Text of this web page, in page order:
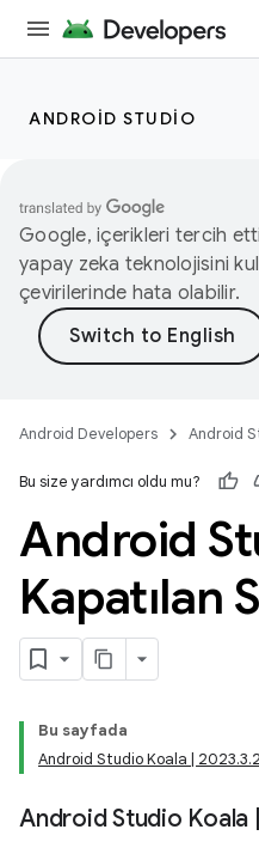
ANDROID STUDIO
Google, içerikleri tercih
yapay zeka teknolojisini
çevirilerinde hata olabilir.
Android Developers Android
Bu size yardımcı oldu mu?
Android
Kapatılan
Bu sayfada
Android Studio Koala |
Android Studio Koala